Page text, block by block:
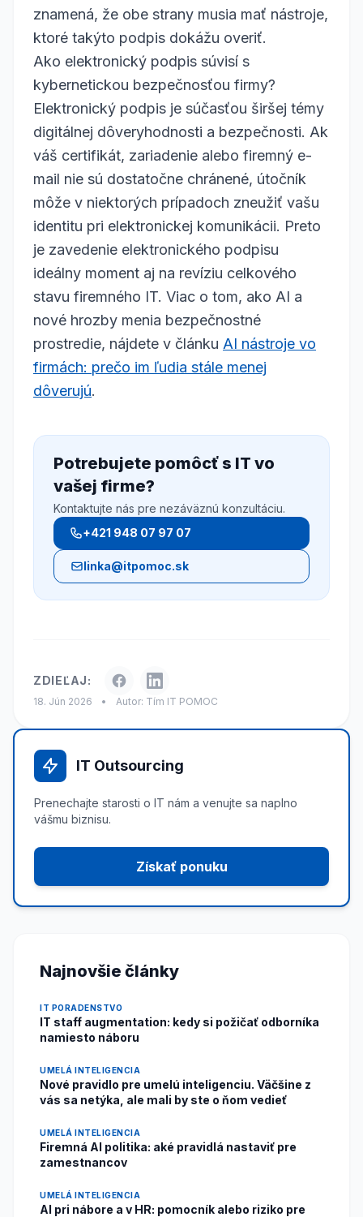
znamená, že obe strany musia mať nástroje,
ktoré takýto podpis dokážu overiť.
Ako elektronický podpis súvisí s
kybernetickou bezpečnosťou firmy?
Elektronický podpis je súčasťou širšej témy
digitálnej dôveryhodnosti a bezpečnosti. Ak
váš certifikát, zariadenie alebo firemný e-
mail nie sú dostatočne chránené, útočník
môže v niektorých prípadoch zneužiť vašu
identitu pri elektronickej komunikácii. Preto
je zavedenie elektronického podpisu
ideálny moment aj na revíziu celkového
stavu firemného IT. Viac o tom, ako AI a
nové hrozby menia bezpečnostné
prostredie, nájdete v článku AI nástroje vo
firmách: prečo im ľudia stále menej
dôverujú.
Potrebujete pomôcť s IT vo
vašej firme?
Kontaktujte nás pre nezáväznú konzultáciu.
+421 948 07 97 07
linka@itpomoc.sk
ZDIEĽAJ:
18. Jún 2026 • Autor: Tím IT POMOC
IT Outsourcing
Prenechajte starosti o IT nám a venujte sa naplno
vášmu biznisu.
Získať ponuku
Najnovšie články
IT PORADENSTVO
IT staff augmentation: kedy si požičať odborníka
namiesto náboru
UMELÁ INTELIGENCIA
Nové pravidlo pre umelú inteligenciu. Väčšine z
vás sa netýka, ale mali by ste o ňom vedieť
UMELÁ INTELIGENCIA
Firemná AI politika: aké pravidlá nastaviť pre
zamestnancov
UMELÁ INTELIGENCIA
AI pri nábore a v HR: pomocník alebo riziko pre